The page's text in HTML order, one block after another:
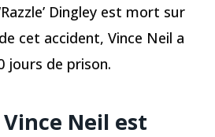
Dingley est mort sur
cet accident, Vince Neil a
jours de prison.
Neil est